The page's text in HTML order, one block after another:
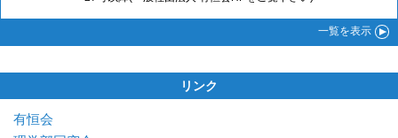
一覧を表示
リンク
有恒会